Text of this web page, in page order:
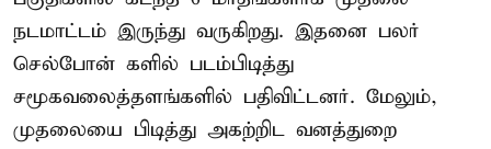
நடமாட்டம் இருந்து வருகிறது. இதனை பலர்
செல்போன் களில் படம்பிடித்து
சமூகவலைத்தளங்களில் பதிவிட்டனர். மேலும்,
முதலையை பிடித்து அகற்றிட வனத்துறை